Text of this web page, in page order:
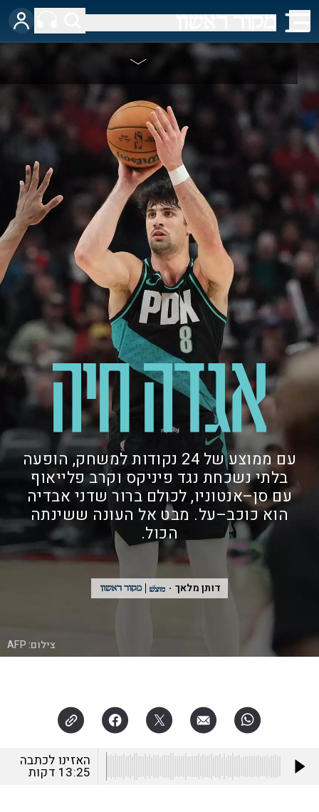
צילום:AFP
עם ממוצע של 24 נקודות למשחק, הופעה
בלתי נשכחת נגד פיניקס וקרב פלייאוף
עם סן–אנטוניו, לכולם ברור שדני אבדיה
הוא כוכב–על. מבט אל העונה ששינתה
הכול.
דותן מלאך
האזינו לכתבה
13:25 דקות